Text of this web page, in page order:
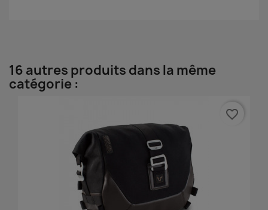
16 autres produits dans la même
catégorie :
favorite_border